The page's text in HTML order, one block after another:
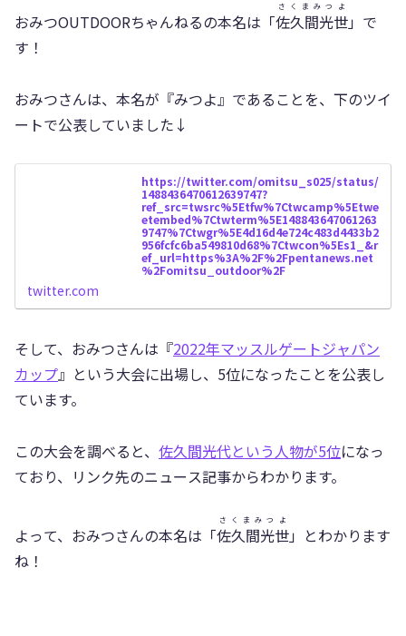
おみつOUTDOORちゃんねるの本名は「佐久間光世
さくまみつよ
」で
す！
おみつさんは、本名が『みつよ』であることを、下のツイ
ートで公表していました↓
https://twitter.com/omitsu_s025/status/
1488436470612639747?
ref_src=twsrc%5Etfw%7Ctwcamp%5Etwe
etembed%7Ctwterm%5E148843647061263
9747%7Ctwgr%5E4d16d4e724c483d4433b2
956fcfc6ba549810d68%7Ctwcon%5Es1_&r
ef_url=https%3A%2F%2Fpentanews.net
%2Fomitsu_outdoor%2F
twitter.com
そして、おみつさんは『2022年マッスルゲートジャパン
カップ』という大会に出場し、5位になったことを公表し
ています。
この大会を調べると、 佐久間光代という人物が5位になっ
ており、リンク先のニュース記事からわかります。
よって、おみつさんの本名は「佐久間光世
さくまみつよ
」とわかります
ね！